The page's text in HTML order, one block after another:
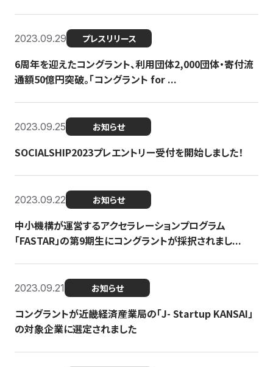
2023.09.29 プレスリリース
6周年を迎えたコングラント、利用団体2,000団体・寄付流
通額50億円突破。「コングラント for ...
2023.09.25 お知らせ
SOCIALSHIP2023プレエントリー受付を開始しました！
2023.09.22 お知らせ
中小機構が運営するアクセラレーションプログラム
「FASTAR」の第9期生にコングラントが採択されまし...
2023.09.21 お知らせ
コングラントが近畿経済産業局の「J- Startup KANSAI」
の対象企業に選定されました